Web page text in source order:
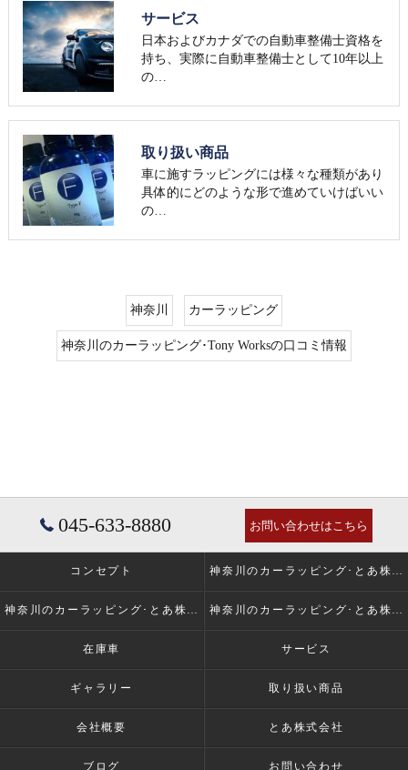
サービス
日本およびカナダでの自動車整備士資格を
持ち、実際に自動車整備士として10年以上
の…
取り扱い商品
車に施すラッピングには様々な種類があり
具体的にどのような形で進めていけばいい
の…
神奈川 カーラッピング
神奈川のカーラッピング･Tony Worksの口コミ情報
045-633-8880 お問い合わせはこちら
コンセプト 神奈川のカーラッピング･とあ株式会社の口コミ情報
神奈川のカーラッピング･とあ株式会社の評判 神奈川のカーラッピング･とあ株式会社のお客様の声
在庫車 サービス
ギャラリー 取り扱い商品
会社概要 とあ株式会社
ブログ お問い合わせ